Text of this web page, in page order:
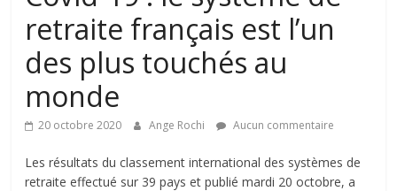
retraite français est l’un
des plus touchés au
monde
20 octobre 2020 Ange Rochi Aucun commentaire
Les résultats du classement international des systèmes de
retraite effectué sur 39 pays et publié mardi 20 octobre, a